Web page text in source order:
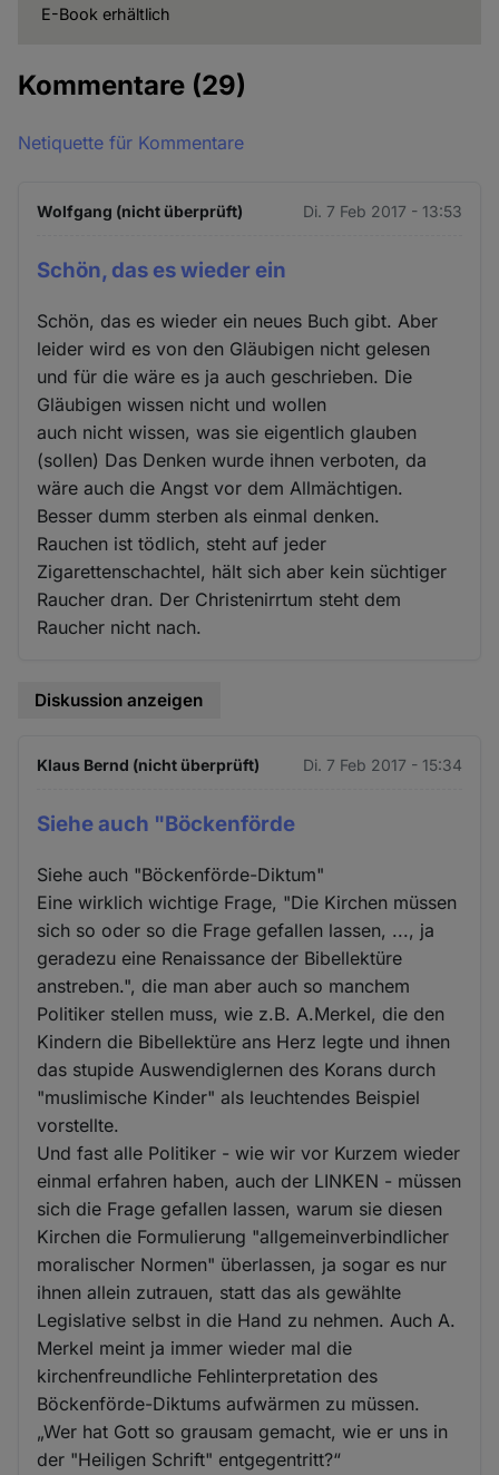
E-Book erhältlich
Kommentare (29)
Netiquette für Kommentare
Wolfgang (nicht überprüft) Di. 7 Feb 2017 - 13:53
Schön, das es wieder ein
Schön, das es wieder ein neues Buch gibt. Aber
leider wird es von den Gläubigen nicht gelesen
und für die wäre es ja auch geschrieben. Die
Gläubigen wissen nicht und wollen
auch nicht wissen, was sie eigentlich glauben
(sollen) Das Denken wurde ihnen verboten, da
wäre auch die Angst vor dem Allmächtigen.
Besser dumm sterben als einmal denken.
Rauchen ist tödlich, steht auf jeder
Zigarettenschachtel, hält sich aber kein süchtiger
Raucher dran. Der Christenirrtum steht dem
Raucher nicht nach.
Diskussion anzeigen
Klaus Bernd (nicht überprüft) Di. 7 Feb 2017 - 15:34
Siehe auch "Böckenförde
Siehe auch "Böckenförde-Diktum"
Eine wirklich wichtige Frage, "Die Kirchen müssen
sich so oder so die Frage gefallen lassen, ..., ja
geradezu eine Renaissance der Bibellektüre
anstreben.", die man aber auch so manchem
Politiker stellen muss, wie z.B. A.Merkel, die den
Kindern die Bibellektüre ans Herz legte und ihnen
das stupide Auswendiglernen des Korans durch
"muslimische Kinder" als leuchtendes Beispiel
vorstellte.
Und fast alle Politiker - wie wir vor Kurzem wieder
einmal erfahren haben, auch der LINKEN - müssen
sich die Frage gefallen lassen, warum sie diesen
Kirchen die Formulierung "allgemeinverbindlicher
moralischer Normen" überlassen, ja sogar es nur
ihnen allein zutrauen, statt das als gewählte
Legislative selbst in die Hand zu nehmen. Auch A.
Merkel meint ja immer wieder mal die
kirchenfreundliche Fehlinterpretation des
Böckenförde-Diktums aufwärmen zu müssen.
„Wer hat Gott so grausam gemacht, wie er uns in
der "Heiligen Schrift" entgegentritt?“